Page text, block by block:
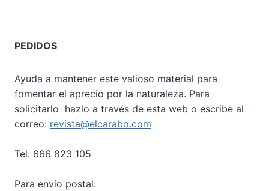
PEDIDOS
Ayuda a mantener este valioso material para
fomentar el aprecio por la naturaleza. Para
solicitarlo hazlo a través de esta web o escribe al
correo: revista@elcarabo.com
Tel: 666 823 105
Para envío postal: